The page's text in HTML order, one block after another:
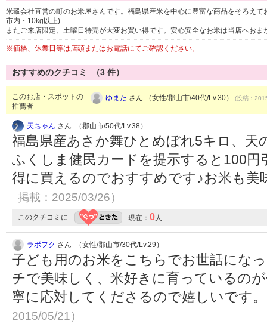
米穀会社直営の町のお米屋さんです。福島県産米を中心に豊富な商品をそろえ
市内・10kg以上)
またご来店限定、土曜日特売が大変お買い得です。安心安全なお米は当店へおま
※価格、休業日等は店頭またはお電話にてご確認ください。
おすすめのクチコミ （3 件）
このお店・スポットの
推薦者
ゆまた さん （女性/郡山市/40代/Lv.30） (投稿：
天ちゃん さん （郡山市/50代/Lv.38）
福島県産あさか舞ひとめぼれ5キロ、天
ふくしま健民カードを提示すると100
得に買えるのでおすすめです♪お米も美
掲載：2025/03/26）
このクチコミに 現在： 0人
ラボフク さん （女性/郡山市/30代/Lv.29）
子ども用のお米をこちらでお世話にな
チで美味しく、米好きに育っているの
寧に応対してくださるので嬉しいです
2015/05/21）